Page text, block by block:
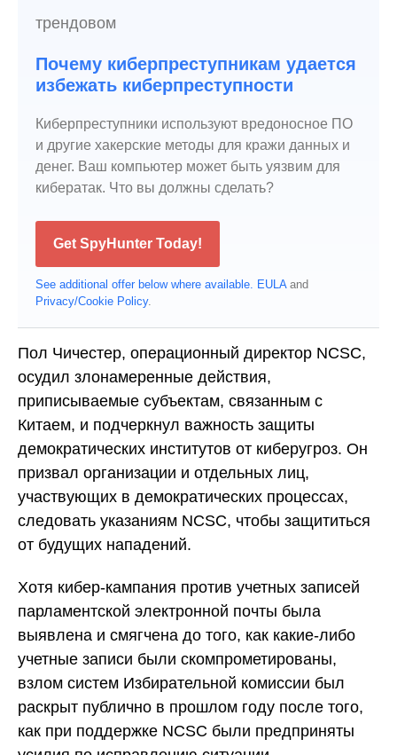
трендовом
Почему киберпреступникам удается
избежать киберпреступности
Киберпреступники используют вредоносное ПО
и другие хакерские методы для кражи данных и
денег. Ваш компьютер может быть уязвим для
кибератак. Что вы должны сделать?
Get SpyHunter Today!
See additional offer below where available. EULAand
Privacy/Cookie Policy.
Пол Чичестер, операционный директор NCSC,
осудил злонамеренные действия,
приписываемые субъектам, связанным с
Китаем, и подчеркнул важность защиты
демократических институтов от киберугроз. Он
призвал организации и отдельных лиц,
участвующих в демократических процессах,
следовать указаниям NCSC, чтобы защититься
от будущих нападений.
Хотя кибер-кампания против учетных записей
парламентской электронной почты была
выявлена и смягчена до того, как какие-либо
учетные записи были скомпрометированы,
взлом систем Избирательной комиссии был
раскрыт публично в прошлом году после того,
как при поддержке NCSC были предприняты